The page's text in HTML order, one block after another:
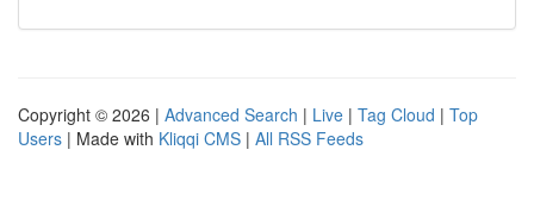
Copyright © 2026 | Advanced Search | Live | Tag Cloud | Top
Users | Made with Kliqqi CMS | All RSS Feeds